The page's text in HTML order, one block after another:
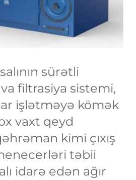
sürətli
filtrasiya sistemi,
işlətməyə kömək
vaxt qeyd
kimi çıxış
təbii
idarə edən ağır